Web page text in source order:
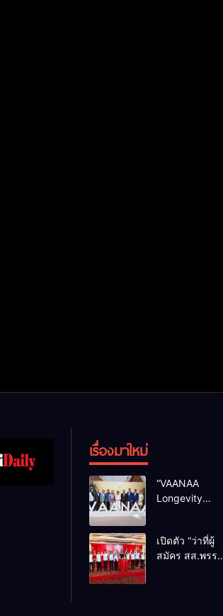
เรื่องมาใหม่
“VAANAA
Longevity
เอนต์ใหญ่สุดใน
อาเซียน
เปิดตัว “ว่าที่ผู้
สมัคร สส.พรรค